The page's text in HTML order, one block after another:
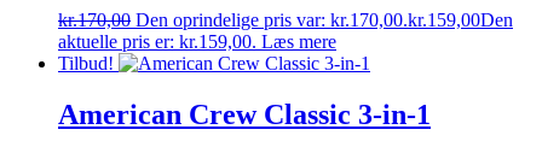
kr.170,00 Den oprindelige pris var: kr.170,00.kr.159,00Den
aktuelle pris er: kr.159,00. Læs mere
Tilbud!
American Crew Classic 3-in-1